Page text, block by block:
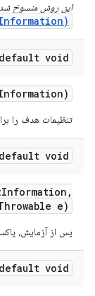
این روش منسوخ
default void
تنظیمات هدف را
default void
Information ,
e)
پس از آزمایش،
default void